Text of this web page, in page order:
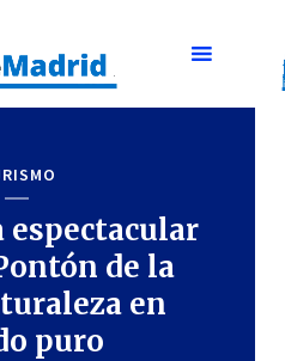
espectacular
de la
en
puro